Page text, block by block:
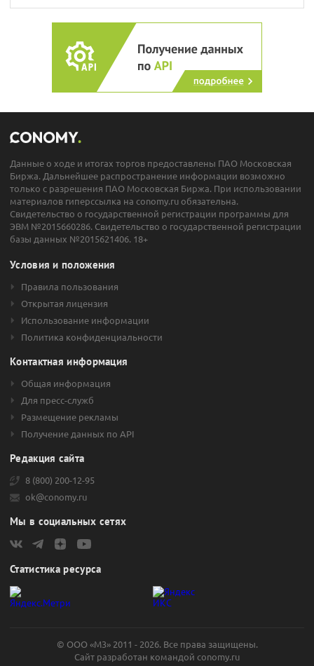
Данные о ходе и итогах торгов предоставлены ПАО Московская
Биржа. Дальнейшее распространение информации возможно
только с разрешения ПАО Московская Биржа. При использовании
материалов гиперссылка на conomy.ru обязательна.
Свидетельство о государственной регистрации программы для
ЭВМ №2015660286. Свидетельство о государственной регистрации
базы данных №2015621406. 18+
Условия и положения
Правила пользования
Открытая лицензия
Использование информации
Политика конфиденциальности
Контактная информация
Общая информация
Для пресс-служб
Размещение рекламы
Получение данных по API
Редакция сайта
8 (800) 200-12-95
ok@conomy.ru
Мы в социальных сетях
Статистика ресурса
© ООО «М3» 2011 - 2026. Все права защищены.
Сайт разработан командой conomy.ru